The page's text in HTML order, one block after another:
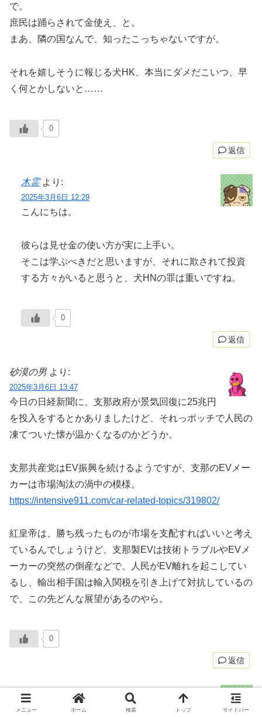
で。
庶民は踊らされて金使え、と。
まあ、隣の国なんで、知ったこっちゃないですが。
それを嬉しそうに報じる犬HK、本当にダメだこいつ、早
く何とかしないと……
0
返信
木霊 より:
2025年3月6日 12:29
こんにちは。
彼らは見せ金の使い方が実に上手い。
そこは学ぶべきだと思いますが、それに欺されて投資
する方々がいると思うと、犬HNの罪は重いですね。
0
返信
砂漠の男 より:
2025年3月6日 13:47
今日の日経新聞に、支那政府が景気回復に25兆円
を投入をするとかありましたけど、それっポッチで人民の
凍てついた懐が温かくなるのかどうか。
支那共産党はEV振興を続けるようですが、支那のEVメー
カーは市場淘汰の渦中の模様。
https://intensive911.com/car-related-topics/319802/
紅皇帝は、勝ち残ったものが市場を支配すればいいと考え
ているんでしょうけど、支那製EVは技術トラブルやEVメ
ーカーの突然の倒産などで、人民がEV離れを起こしてい
るし、輸出相手国は輸入関税を引き上げて対抗しているの
で、この先どんな展望があるのやら。
0
返信
木霊
2025年3月6日 17:27
メニュー ホーム 検索 トップ サイドバー